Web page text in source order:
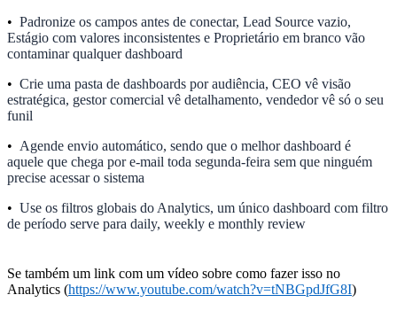
• Padronize os campos antes de conectar, Lead Source vazio,
Estágio com valores inconsistentes e Proprietário em branco vão
contaminar qualquer dashboard
• Crie uma pasta de dashboards por audiência, CEO vê visão
estratégica, gestor comercial vê detalhamento, vendedor vê só o seu
funil
• Agende envio automático, sendo que o melhor dashboard é
aquele que chega por e-mail toda segunda-feira sem que ninguém
precise acessar o sistema
• Use os filtros globais do Analytics, um único dashboard com filtro
de período serve para daily, weekly e monthly review
Se também um link com um vídeo sobre como fazer isso no
Analytics (https://www.youtube.com/watch?v=tNBGpdJfG8I)